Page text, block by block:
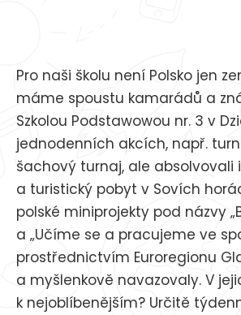
Pro naši školu není Polsko jen
máme spoustu kamarádů a
Szkolou Podstawowou nr. 3 v
jednodenních akcích, např.
šachový turnaj, ale
a turistický pobyt v Sovích
polské miniprojekty pod názvy
a „Učíme se a pracujeme ve
prostřednictvím Euroregionu
a myšlenkově navazovaly. V
k nejoblíbenějším? Určitě